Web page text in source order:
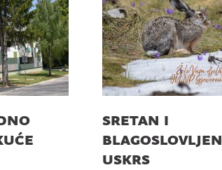
sretan i
blagoslovljen
uskrs